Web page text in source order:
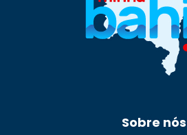
Sobre nós